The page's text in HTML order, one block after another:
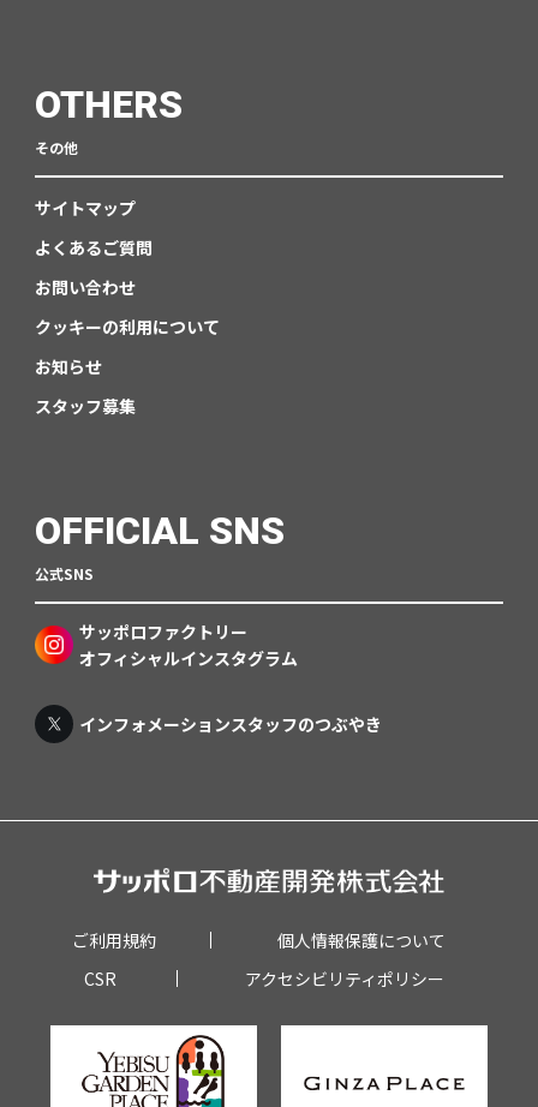
OTHERS
その他
サイトマップ
よくあるご質問
お問い合わせ
クッキーの利用について
お知らせ
スタッフ募集
OFFICIAL SNS
公式SNS
サッポロファクトリー
オフィシャルインスタグラム
インフォメーションスタッフのつぶやき
ご利用規約
個人情報保護について
CSR
アクセシビリティポリシー